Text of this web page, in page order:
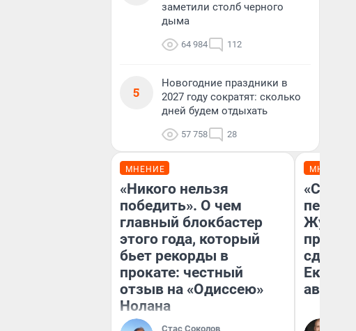
заметили столб черного
дыма
64 984 112
5
Новогодние праздники в
2027 году сократят: сколько
дней будем отдыхать
57 758 28
МНЕНИЕ
«Никого нельзя
победить». О чем
главный блокбастер
этого года, который
бьет рекорды в
прокате: честный
отзыв на «Одиссею»
Нолана
Стас Соколов
МНЕНИЕ
августа